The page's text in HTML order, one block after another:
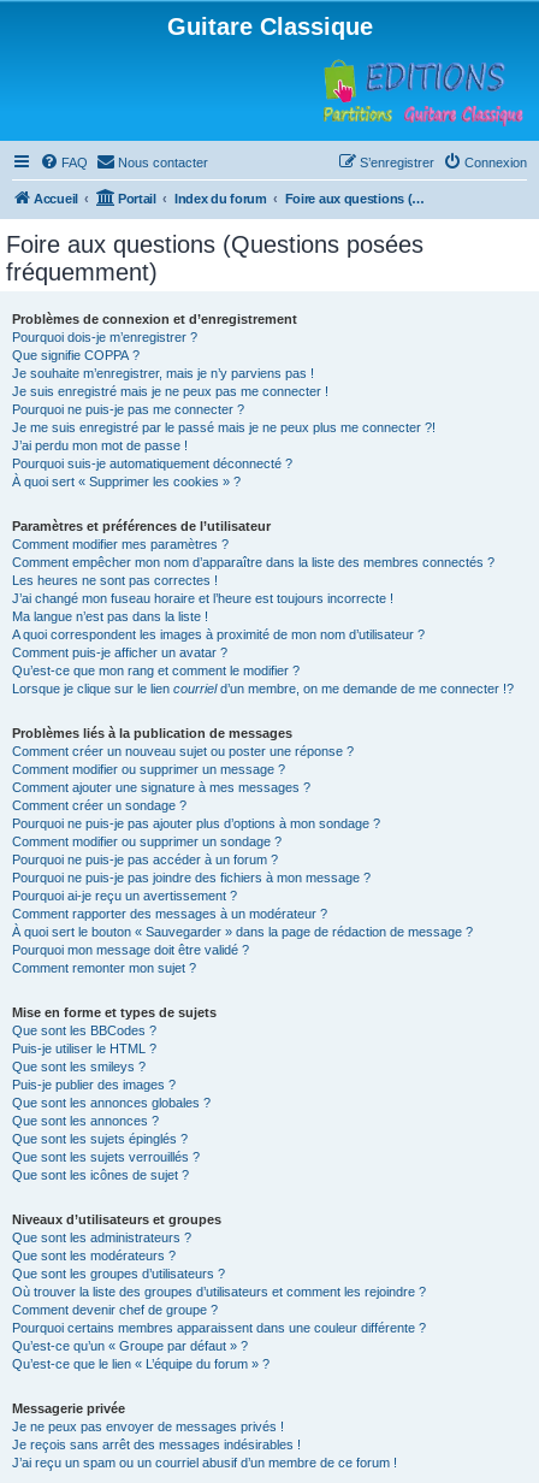
Guitare Classique
FAQ Nous contacter Connexion
S’enregistrer
Accueil Portail Index du forum Foire aux questions (Questions posées fréquemment)
Foire aux questions (Questions posées
fréquemment)
Problèmes de connexion et d’enregistrement
Pourquoi dois-je m’enregistrer ?
Que signifie COPPA ?
Je souhaite m’enregistrer, mais je n’y parviens pas !
Je suis enregistré mais je ne peux pas me connecter !
Pourquoi ne puis-je pas me connecter ?
Je me suis enregistré par le passé mais je ne peux plus me connecter ?!
J’ai perdu mon mot de passe !
Pourquoi suis-je automatiquement déconnecté ?
À quoi sert « Supprimer les cookies » ?
Paramètres et préférences de l’utilisateur
Comment modifier mes paramètres ?
Comment empêcher mon nom d’apparaître dans la liste des membres connectés ?
Les heures ne sont pas correctes !
J’ai changé mon fuseau horaire et l’heure est toujours incorrecte !
Ma langue n’est pas dans la liste !
A quoi correspondent les images à proximité de mon nom d’utilisateur ?
Comment puis-je afficher un avatar ?
Qu’est-ce que mon rang et comment le modifier ?
Lorsque je clique sur le lien courrield’un membre, on me demande de me connecter !?
Problèmes liés à la publication de messages
Comment créer un nouveau sujet ou poster une réponse ?
Comment modifier ou supprimer un message ?
Comment ajouter une signature à mes messages ?
Comment créer un sondage ?
Pourquoi ne puis-je pas ajouter plus d’options à mon sondage ?
Comment modifier ou supprimer un sondage ?
Pourquoi ne puis-je pas accéder à un forum ?
Pourquoi ne puis-je pas joindre des fichiers à mon message ?
Pourquoi ai-je reçu un avertissement ?
Comment rapporter des messages à un modérateur ?
À quoi sert le bouton « Sauvegarder » dans la page de rédaction de message ?
Pourquoi mon message doit être validé ?
Comment remonter mon sujet ?
Mise en forme et types de sujets
Que sont les BBCodes ?
Puis-je utiliser le HTML ?
Que sont les smileys ?
Puis-je publier des images ?
Que sont les annonces globales ?
Que sont les annonces ?
Que sont les sujets épinglés ?
Que sont les sujets verrouillés ?
Que sont les icônes de sujet ?
Niveaux d’utilisateurs et groupes
Que sont les administrateurs ?
Que sont les modérateurs ?
Que sont les groupes d’utilisateurs ?
Où trouver la liste des groupes d’utilisateurs et comment les rejoindre ?
Comment devenir chef de groupe ?
Pourquoi certains membres apparaissent dans une couleur différente ?
Qu’est-ce qu’un « Groupe par défaut » ?
Qu’est-ce que le lien « L’équipe du forum » ?
Messagerie privée
Je ne peux pas envoyer de messages privés !
Je reçois sans arrêt des messages indésirables !
J’ai reçu un spam ou un courriel abusif d’un membre de ce forum !